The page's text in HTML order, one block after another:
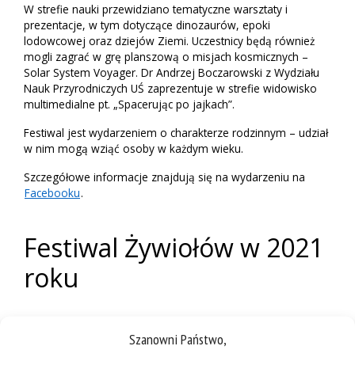
Szanowni Państwo,
W strefie nauki przewidziano tematyczne warsztaty i
prezentacje, w tym dotyczące dinozaurów, epoki
lodowcowej oraz dziejów Ziemi. Uczestnicy będą również
mogli zagrać w grę planszową o misjach kosmicznych –
Solar System Voyager. Dr Andrzej Boczarowski z Wydziału
Nauk Przyrodniczych UŚ zaprezentuje w strefie widowisko
multimedialne pt. „Spacerując po jajkach”.
Festiwal jest wydarzeniem o charakterze rodzinnym – udział
w nim mogą wziąć osoby w każdym wieku.
Szczegółowe informacje znajdują się na wydarzeniu na
Facebooku.
Festiwal Żywiołów w 2021
roku